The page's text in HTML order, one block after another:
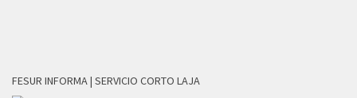
FESUR INFORMA | SERVICIO CORTO LAJA